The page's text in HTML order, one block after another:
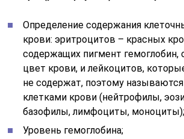
если исследование проводилось
участия лабораторного
Скорость оседания эритроцитов
раньше называли реакцией (РОЭ).
Общий анализ крови показывает
биологической жидкости на любые
происходящие в организме. Сколько в